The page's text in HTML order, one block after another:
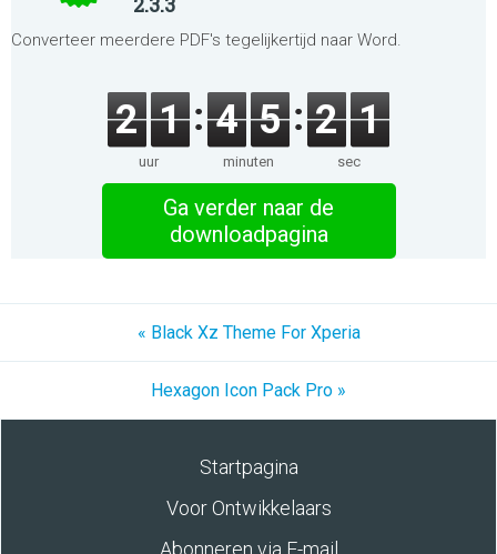
Converteer meerdere PDF's tegelijkertijd naar Word.
2 1
uur
4 5
minuten
2 1
sec
Ga verder naar de
downloadpagina
« Black Xz Theme For Xperia
Hexagon Icon Pack Pro »
Startpagina
Voor Ontwikkelaars
Abonneren via E-mail